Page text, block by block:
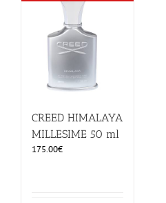
ILLUMINAZIONE
FUORI PRODUZIONE
BOMBONIERE
BELLINI HO.RE.CA
CREED HIMALAYA
MILLESIME 50 ml
175.00€